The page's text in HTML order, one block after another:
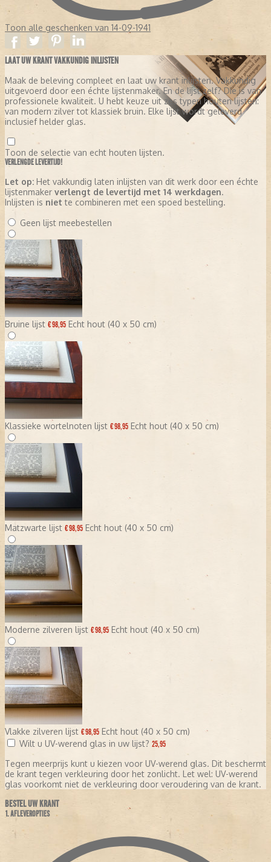
Toon alle geschenken van 14-09-1941
LAAT UW KRANT VAKKUNDIG INLIJSTEN
Maak de beleving compleet en laat uw krant inlijsten. Vakkundig
uitgevoerd door een échte lijstenmaker. En de lijst zelf? Die is van
professionele kwaliteit. U hebt keuze uit zes typen houten lijsten:
van modern zilver tot klassiek bruin. Elke lijst wordt geleverd
inclusief helder glas.
Toon de selectie van echt houten lijsten.
VERLENGDE LEVERTIJD!
Let op: Het vakkundig laten inlijsten van dit werk door een échte
lijstenmaker verlengt de levertijd met 14 werkdagen.
Inlijsten is niet te combineren met een spoed bestelling.
Geen lijst meebestellen
Bruine lijst € 98,95 Echt hout (40 x 50 cm)
Klassieke wortelnoten lijst € 98,95 Echt hout (40 x 50 cm)
Matzwarte lijst € 98,95 Echt hout (40 x 50 cm)
Moderne zilveren lijst € 98,95 Echt hout (40 x 50 cm)
Vlakke zilveren lijst € 98,95 Echt hout (40 x 50 cm)
Wilt u UV-werend glas in uw lijst? 25,95
Tegen meerprijs kunt u kiezen voor UV-werend glas. Dit beschermt
de krant tegen verkleuring door het zonlicht. Let wel: UV-werend
glas voorkomt niet de verkleuring door veroudering van de krant.
BESTEL UW KRANT
1. AFLEVEROPTIES